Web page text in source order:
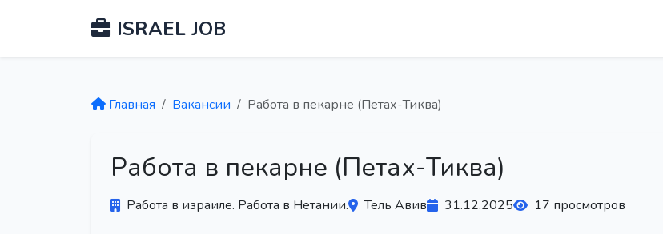
ISRAEL JOB
Главная Вакансии Работа в пекарне (Петах-Тиква)
Работа в пекарне (Петах-Тиква)
Работа в израиле. Работа в Нетании. Тель Авив 31.12.2025 17 просмотров